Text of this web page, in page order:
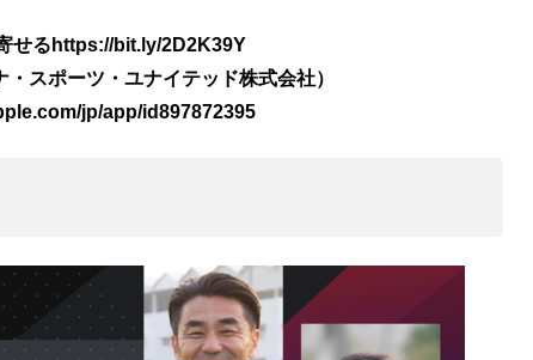
せるhttps://bit.ly/2D2K39Y
スポーツ・ユナイテッド株式会社）
jp/app/id897872395